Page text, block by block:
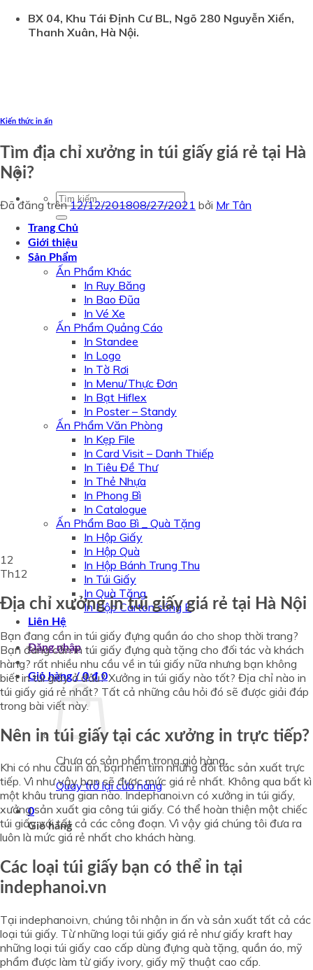
ChuyểnBX 04, Khu Tái Định Cư BL, Ngõ 280 Nguyễn Xiển,
Thanh Xuân, Hà Nội.
Tìm
kiếm:
Trang Chủ
Giới thiệu
Sản Phẩm
Ấn Phẩm Khác
In Ruy Băng
In Bao Đũa
In Vé Xe
Ấn Phẩm Quảng Cáo
In Standee
In Logo
In Tờ Rơi
In Menu/Thực Đơn
In Bạt Hiflex
In Poster – Standy
Ấn Phẩm Văn Phòng
In Kẹp File
In Card Visit – Danh Thiếp
In Tiêu Đề Thư
In Thẻ Nhựa
In Phong Bì
In Catalogue
Ấn Phẩm Bao Bì _ Quà Tặng
In Hộp Giấy
In Hộp Quà
In Hộp Bánh Trung Thu
In Túi Giấy
In Quà Tặng
In Hộp Carton sóng E
Liên Hệ
Đăng nhập
Giỏ hàng /0₫ 0
Chưa có sản phẩm trong giỏ hàng.
Quay trở lại cửa hàng
0
Giỏ hàng
Kiến thức in ấn
Tìm địa chỉ xưởng in túi giấy giá rẻ tại Hà
Nội?
Đã đăng trên12/12/201808/27/2021 bởi Mr Tân
12
Th12
Địa chỉ xưởng in túi giấy giá rẻ tại Hà Nội
Bạn đang cần in túi giấy đựng quần áo cho shop thời trang?
Bạn đang cần in túi giấy đựng quà tặng cho đối tác và khách
hàng? rất nhiều nhu cầu về in túi giấy nữa nhưng bạn không
biết in túi giấy ở đâu? Xưởng in túi giấy nào tốt? Địa chỉ nào in
túi giấy giá rẻ nhất? Tất cả những câu hỏi đó sẽ được giải đáp
trong bài viết này.
Nên in túi giấy tại các xưởng in trực tiếp?
Khi có nhu cầu in ấn, bạn nên tìm những đối tác sản xuất trực
tiếp. Vì như vậy bạn sẽ được mức giá rẻ nhất. Không qua bất kì
một khâu trung gian nào. Indephanoi.vn có xưởng in túi giấy,
xưởng sản xuất gia công túi giấy. Có thể hoàn thiện một chiếc
túi giấy với tất cả các công đoạn. Vì vậy giá chúng tôi đưa ra
luôn là mức giá rẻ nhất cho khách hàng.
Các loại túi giấy bạn có thể in tại
indephanoi.vn
Tại indephanoi.vn, chúng tôi nhận in ấn và sản xuất tất cả các
loại túi giấy. Từ những loại túi giấy giá rẻ như giấy kraft hay
những loại túi giấy cao cấp dùng đựng quà tặng, quần áo, mỹ
phẩm được làm từ giấy ivory, giấy mỹ thuật cao cấp.